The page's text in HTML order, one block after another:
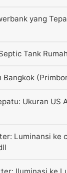
yang
Tank
Bangkok
Ukuran US
Luminansi ke